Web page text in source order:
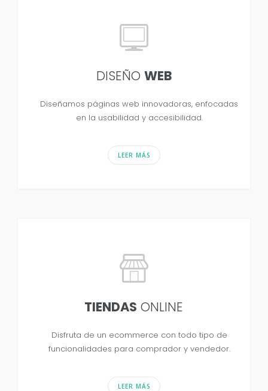
DISEÑO WEB
Diseñamos páginas web innovadoras, enfocadas
en la usabilidad y accesibilidad.
LEER MÁS
TIENDAS ONLINE
Disfruta de un ecommerce con todo tipo de
funcionalidades para comprador y vendedor.
LEER MÁS